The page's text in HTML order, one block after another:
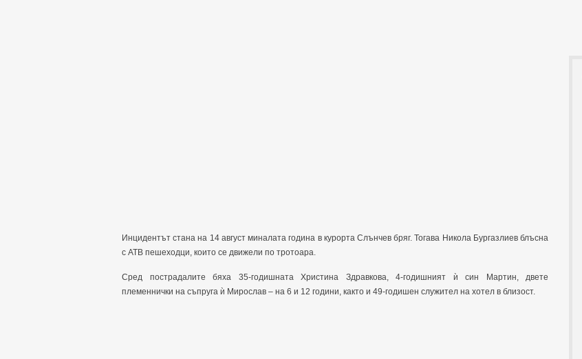
Инцидентът стана на 14 август миналата година в курорта Слънчев бряг. Тогава Никола Бургазлиев блъсна
с АТВ пешеходци, които се движели по тротоара.
Сред пострадалите бяха 35-годишната Христина Здравкова, 4-годишният ѝ син Мартин, двете
племеннички на съпруга ѝ Мирослав – на 6 и 12 години, както и 49-годишен служител на хотел в близост.